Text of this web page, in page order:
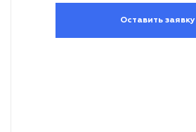
Оставить заявку